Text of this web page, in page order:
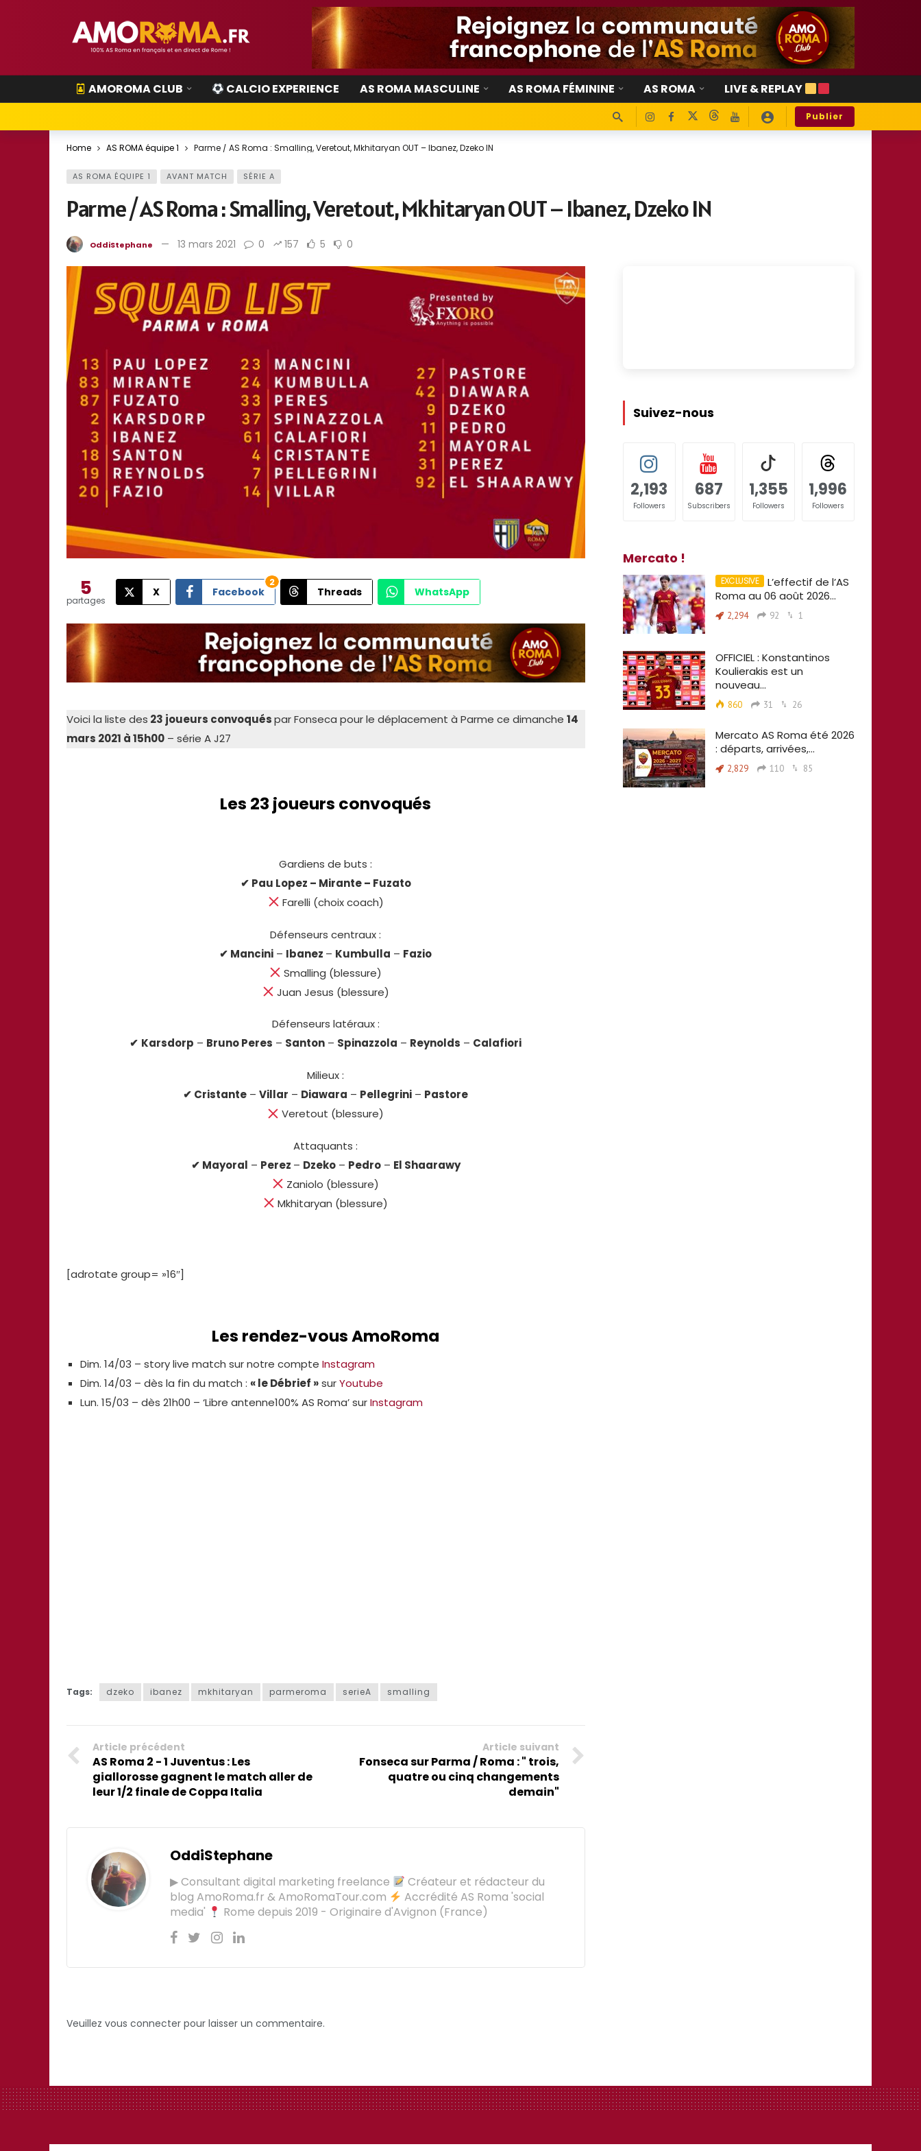
AMOROMA CLUB CALCIO EXPERIENCE AS ROMA MASCULINE AS ROMA FÉMININE AS ROMA LIVE & REPLAY
Publier
Home AS ROMA équipe 1 Parme / AS Roma : Smalling, Veretout, Mkhitaryan OUT – Ibanez, Dzeko IN
AS ROMA ÉQUIPE 1 AVANT MATCH SÉRIE A
Parme / AS Roma : Smalling, Veretout, Mkhitaryan OUT – Ibanez, Dzeko IN
OddiStephane 13 mars 2021 0 157 5 0
5
partages
X Facebook
2
Threads WhatsApp
Voici la liste des 23 joueurs convoquéspar Fonseca pour le déplacement à Parme ce dimanche 14
mars 2021 à 15h00 – série A J27
Les 23 joueurs convoqués
Gardiens de buts :
✔ Pau Lopez – Mirante – Fuzato
Farelli (choix coach)
Défenseurs centraux :
✔ Mancini – Ibanez – Kumbulla – Fazio
Smalling (blessure)
Juan Jesus (blessure)
Défenseurs latéraux :
✔ Karsdorp – Bruno Peres – Santon – Spinazzola – Reynolds – Calafiori
Milieux :
✔ Cristante –Villar – Diawara – Pellegrini – Pastore
Veretout (blessure)
Attaquants :
✔ Mayoral – Perez – Dzeko– Pedro– El Shaarawy
Zaniolo (blessure)
Mkhitaryan (blessure)
[adrotate group= »16″]
Les rendez-vous AmoRoma
Dim. 14/03 – story live match sur notre compte Instagram
Dim. 14/03 – dès la fin du match : « le Débrief »surYoutube
Lun. 15/03 – dès 21h00 – ‘Libre antenne100% AS Roma’ surInstagram
Tags: dzeko ibanez mkhitaryan parmeroma serieA smalling
Article précédent
AS Roma 2 - 1 Juventus : Les
giallorosse gagnent le match aller de
leur 1/2 finale de Coppa Italia
Article suivant
Fonseca sur Parma / Roma : " trois,
quatre ou cinq changements
demain"
OddiStephane
▶ Consultant digital marketing freelance
Créateur et rédacteur du
blog AmoRoma.fr & AmoRomaTour.com
Accrédité AS Roma 'social
media'
Rome depuis 2019 - Originaire d'Avignon (France)
Veuillez vous connecter pour laisser un commentaire.
Suivez-nous
2,193
Followers
687
Subscribers
1,355
Followers
1,996
Followers
Mercato !
L’effectif de l’AS
Roma au 06 août 2026…
2,294 92 1
OFFICIEL : Konstantinos
Koulierakis est un
nouveau…
860 31 26
Mercato AS Roma été 2026
: départs, arrivées,…
2,829 110 85